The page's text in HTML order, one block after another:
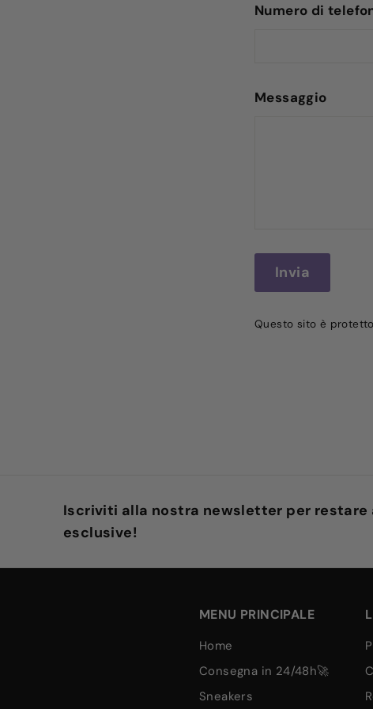
Numero di
Messaggio
InviaInvia
Questo sito è
Iscriviti alla nostra newsletter per
esclusive!
MENU PRINCIPALE
home
consegna in 24/48h🚀
sneakers